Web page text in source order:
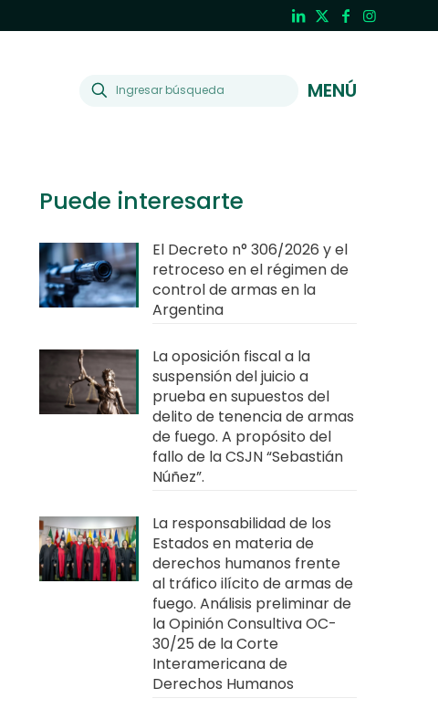
MENÚ
Puede interesarte
El Decreto n° 306/2026 y el
retroceso en el régimen de
control de armas en la
Argentina
La oposición fiscal a la
suspensión del juicio a
prueba en supuestos del
delito de tenencia de armas
de fuego. A propósito del
fallo de la CSJN “Sebastián
Núñez”.
La responsabilidad de los
Estados en materia de
derechos humanos frente
al tráfico ilícito de armas de
fuego. Análisis preliminar de
la Opinión Consultiva OC-
30/25 de la Corte
Interamericana de
Derechos Humanos